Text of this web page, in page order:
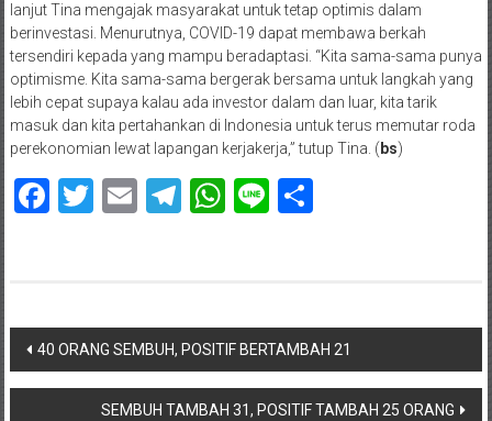
lanjut Tina mengajak masyarakat untuk tetap optimis dalam
berinvestasi. Menurutnya, COVID-19 dapat membawa berkah
tersendiri kepada yang mampu beradaptasi. “Kita sama-sama punya
optimisme. Kita sama-sama bergerak bersama untuk langkah yang
lebih cepat supaya kalau ada investor dalam dan luar, kita tarik
masuk dan kita pertahankan di Indonesia untuk terus memutar roda
perekonomian lewat lapangan kerjakerja,” tutup Tina. ( bs)
Facebook
Twitter
EmailTelegram
WhatsApp
LineShare
Navigasi
pos
40 ORANG SEMBUH, POSITIF BERTAMBAH 21
SEMBUH TAMBAH 31, POSITIF TAMBAH 25 ORANG